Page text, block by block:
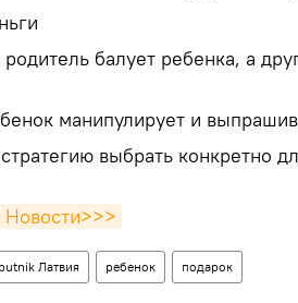
балует ребенка, а
манипулирует и
выбрать конкретно
Латвия ребенок подарок